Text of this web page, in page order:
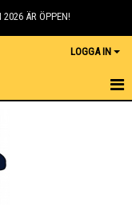
ÄR ÖPPEN!
LOGGA IN